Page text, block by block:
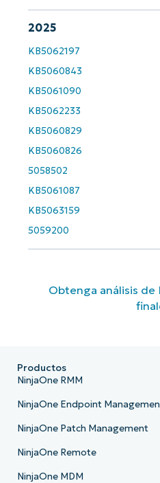
2025
KB5062197
KB5060843
KB5061090
KB5062233
KB5060829
KB5060826
5058502
KB5061087
KB5063159
5059200
Obtenga análisis de
name*
Phone
number*
País
Company
Productos
NinjaOne RMM
NinjaOne Endpoint
NinjaOne Patch Management
NinjaOne Remote
NinjaOne MDM